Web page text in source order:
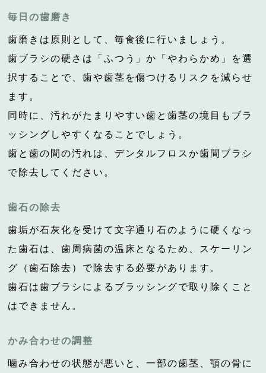
毎日の歯磨き
歯磨きは原則として、毎食後に行いましょう。
歯ブラシの硬さは「ふつう」か「やわらかめ」を選
択することで、歯や歯茎を傷つけるリスクを減らせ
ます。
同時に、汚れがたまりやすい歯と歯茎の境目もブラ
ッシングしやすくなることでしょう。
歯と歯の間の汚れは、デンタルフロスか歯間ブラシ
で除去してください。
歯石の除去
歯垢が石灰化を受けて文字通り石のように硬くなっ
た歯石は、歯周病菌の温床となるため、スケーリン
グ（歯石除去）で除去する必要があります。
歯石は歯ブラシによるブラッシングで取り除くこと
はできません。
かみ合わせの調整
噛み合わせの状態が悪いと、一部の歯茎、顎の骨に